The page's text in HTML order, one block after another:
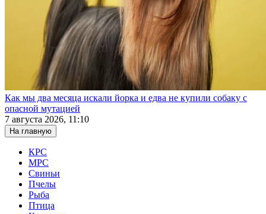
Как мы два месяца искали йорка и едва не купили собаку с
опасной мутацией
7 августа 2026, 11:10
На главную
КРС
МРС
Свиньи
Пчелы
Рыба
Птица